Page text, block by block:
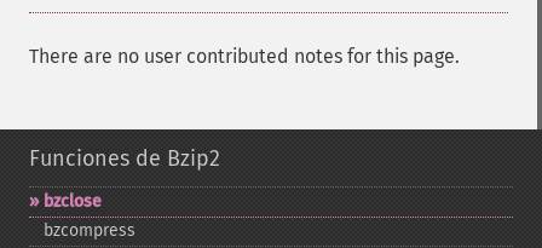
There are no user contributed notes for this page.
Funciones de Bzip2
bzclose
bzcompress